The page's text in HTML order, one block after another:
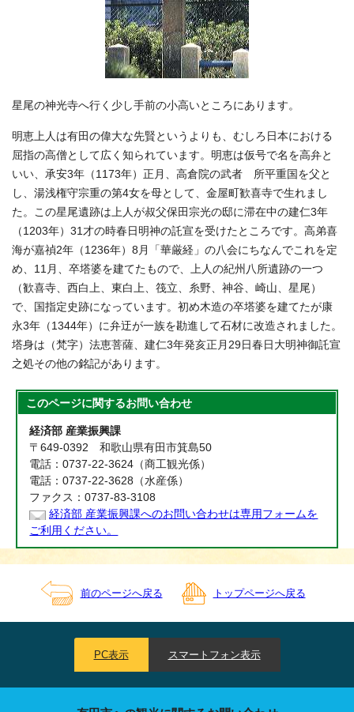
星尾の神光寺へ行く少し手前の小高いところにあります。
明恵上人は有田の偉大な先賢というよりも、むしろ日本における
屈指の高僧として広く知られています。明恵は仮号で名を高弁と
いい、承安3年（1173年）正月、高倉院の武者 所平重国を父と
し、湯浅権守宗重の第4女を母として、金屋町歓喜寺で生れまし
た。この星尾遺跡は上人が叔父保田宗光の邸に滞在中の建仁3年
（1203年）31才の時春日明神の託宣を受けたところです。高弟喜
海が嘉禎2年（1236年）8月「華厳経」の八会にちなんでこれを定
め、11月、卒塔婆を建てたもので、上人の紀州八所遺跡の一つ
（歓喜寺、西白上、東白上、筏立、糸野、神谷、崎山、星尾）
で、国指定史跡になっています。初め木造の卒塔婆を建てたが康
永3年（1344年）に弁迂が一族を勘進して石材に改造されました。
塔身は（梵字）法恵菩薩、建仁3年発亥正月29日春日大明神御託宣
之処その他の銘記があります。
このページに関するお問い合わせ
経済部 産業振興課
〒649-0392 和歌山県有田市箕島50
電話：0737-22-3624（商工観光係）
電話：0737-22-3628（水産係）
ファクス：0737-83-3108
経済部 産業振興課へのお問い合わせは専用フォームを
ご利用ください。
前のページへ戻る トップページへ戻る
PC表示 スマートフォン表示